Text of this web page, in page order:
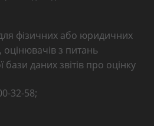
фізичних або юридичних
оцінювачів з питань
даних звітів про оцінку
32-58;